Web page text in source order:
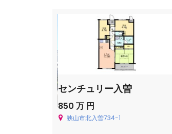
センチュリー入曽
850 万 円
狭山市北入曽734-1